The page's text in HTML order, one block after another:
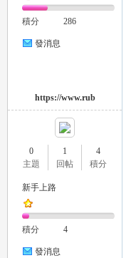
積分 286
發消息
https://www.rub
0
主題
1
回帖
4
積分
新手上路
積分 4
發消息